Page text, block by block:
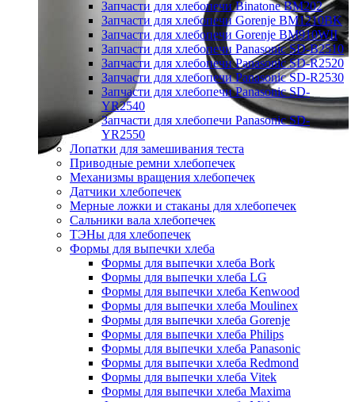
Запчасти для хлебопечи Binatone BM202
Запчасти для хлебопечи Gorenje BM1210BK
Запчасти для хлебопечи Gorenje BM910WII
Запчасти для хлебопечи Panasonic SD-B2510
Запчасти для хлебопечи Panasonic SD-R2520
Запчасти для хлебопечи Panasonic SD-R2530
Запчасти для хлебопечи Panasonic SD-
YR2540
Запчасти для хлебопечи Panasonic SD-
YR2550
Лопатки для замешивания теста
Приводные ремни хлебопечек
Механизмы вращения хлебопечек
Датчики хлебопечек
Мерные ложки и стаканы для хлебопечек
Сальники вала хлебопечек
ТЭНы для хлебопечек
Формы для выпечки хлеба
Формы для выпечки хлеба Bork
Формы для выпечки хлеба LG
Формы для выпечки хлеба Kenwood
Формы для выпечки хлеба Moulinex
Формы для выпечки хлеба Gorenje
Формы для выпечки хлеба Philips
Формы для выпечки хлеба Panasonic
Формы для выпечки хлеба Redmond
Формы для выпечки хлеба Vitek
Формы для выпечки хлеба Maxima